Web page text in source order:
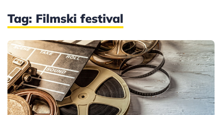
Tag: Filmski festival